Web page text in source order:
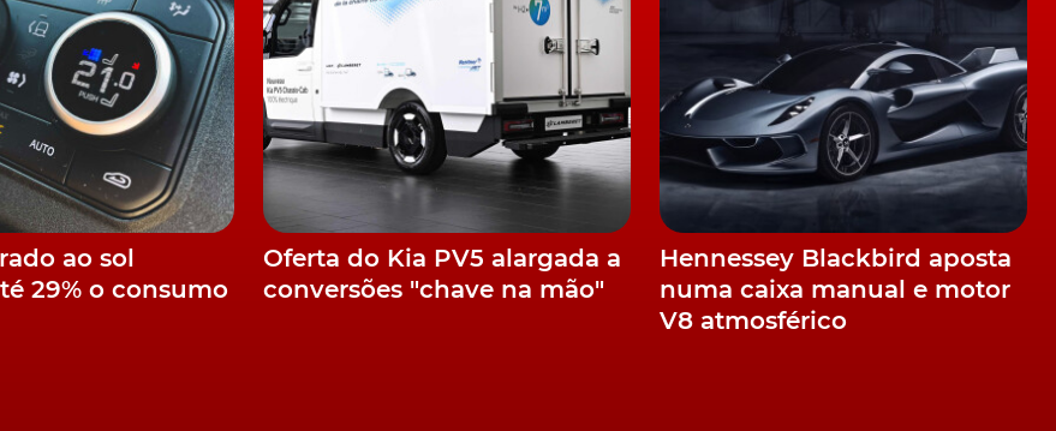
Silent Shadow
ao sol
29% o consumo
Oferta do Kia PV5 alargada a
conversões "chave na mão"
Hennessey Blackbird aposta
numa caixa manual e motor
V8 atmosférico